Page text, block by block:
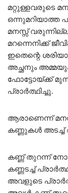
മറ്റുള്ളവരുടെ
ഒന്നുമറിയാത്ത
മനസ്സ്
മറന്നെനിക്ക്
ഇതെന്റെ
അച്ഛനും
ഫോട്ടോയ്ക്ക്
പ്രാർത്ഥിച്ചു.
ആരാണെന്ന്
കണ്ണുകൾ അടച്ച്
കണ്ണ് തുറന്ന്
കണ്ണടച്ച്
അവളുടെ